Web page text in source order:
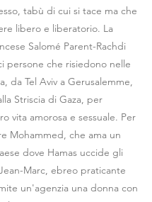
tabù di cui si tace ma che
libero e liberatorio. La
Salomé Parent-Rachdi
persone che risiedono nelle
da Tel Aviv a Gerusalemme,
Striscia di Gaza, per
vita amorosa e sessuale. Per
Mohammed, che ama un
dove Hamas uccide gli
Marc, ebreo praticante
un'agenzia una donna con